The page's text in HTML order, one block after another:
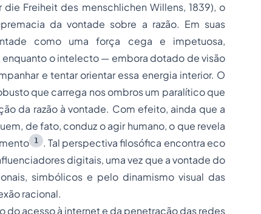
die Freiheit des menschlichen Willens, 1839), o
da vontade sobre a razão. Em suas
como uma força cega e impetuosa,
enquanto o intelecto — embora dotado de visão
e tentar orientar essa energia interior. O
que carrega nos ombros um paralítico que
da razão à vontade. Com efeito, ainda que a
de fato, conduz o agir humano, o que revela
1
. Tal perspectiva filosófica encontra eco
digitais, uma vez que a vontade do
simbólicos e pelo dinamismo visual das
racional.
do acesso à internet e da penetração das redes